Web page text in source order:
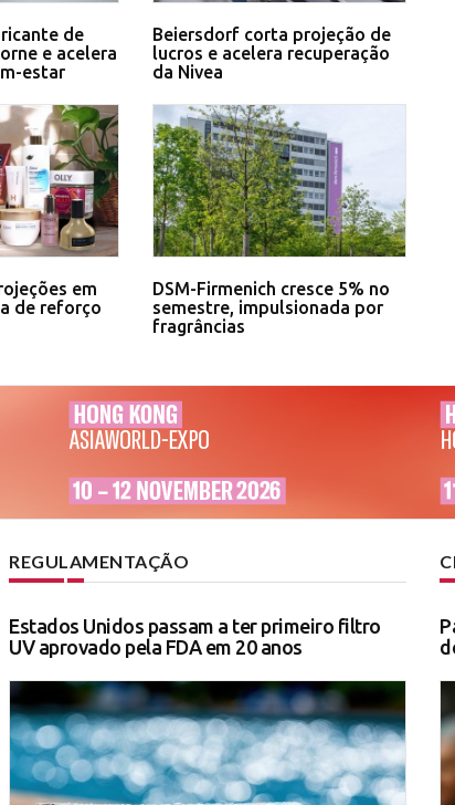
de
e acelera
estar
Beiersdorf corta projeção de
lucros e acelera recuperação
da Nivea
em
de reforço
DSM-Firmenich cresce 5% no
semestre, impulsionada por
fragrâncias
REGULAMENTAÇÃO
Estados Unidos passam a ter primeiro filtro
UV aprovado pela FDA em 20 anos